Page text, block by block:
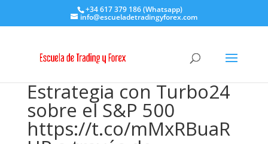
+34 617 379 186 (Whatsapp)
info@escueladetradingyforex.com
Estrategia con Turbo24
sobre el S&P 500
https://t.co/mMxRBuaR